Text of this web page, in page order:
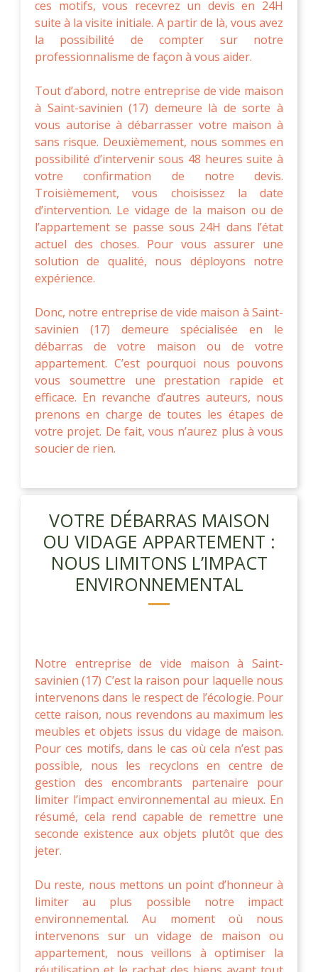
ces motifs, vous recevrez un devis en 24H
suite à la visite initiale. A partir de là, vous avez
la possibilité de compter sur notre
professionnalisme de façon à vous aider.
Tout d’abord, notre entreprise de vide maison
à Saint-savinien (17) demeure là de sorte à
vous autorise à débarrasser votre maison à
sans risque. Deuxièmement, nous sommes en
possibilité d’intervenir sous 48 heures suite à
votre confirmation de notre devis.
Troisièmement, vous choisissez la date
d’intervention. Le vidage de la maison ou de
l’appartement se passe sous 24H dans l’état
actuel des choses. Pour vous assurer une
solution de qualité, nous déployons notre
expérience.
Donc, notre entreprise de vide maison à Saint-
savinien (17) demeure spécialisée en le
débarras de votre maison ou de votre
appartement. C’est pourquoi nous pouvons
vous soumettre une prestation rapide et
efficace. En revanche d’autres auteurs, nous
prenons en charge de toutes les étapes de
votre projet. De fait, vous n’aurez plus à vous
soucier de rien.
VOTRE DÉBARRAS MAISON
OU VIDAGE APPARTEMENT :
NOUS LIMITONS L’IMPACT
ENVIRONNEMENTAL
Notre entreprise de vide maison à Saint-
savinien (17) C’est la raison pour laquelle nous
intervenons dans le respect de l’écologie. Pour
cette raison, nous revendons au maximum les
meubles et objets issus du vidage de maison.
Pour ces motifs, dans le cas où cela n’est pas
possible, nous les recyclons en centre de
gestion des encombrants partenaire pour
limiter l’impact environnemental au mieux. En
résumé, cela rend capable de remettre une
seconde existence aux objets plutôt que des
jeter.
Du reste, nous mettons un point d’honneur à
limiter au plus possible notre impact
environnemental. Au moment où nous
intervenons sur un vidage de maison ou
appartement, nous veillons à optimiser la